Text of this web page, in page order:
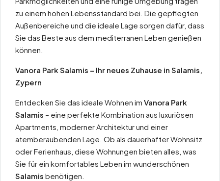
zu einem hohen Lebensstandard bei. Die gepflegten
Außenbereiche und die ideale Lage sorgen dafür, dass
Sie das Beste aus dem mediterranen Leben genießen
können.
Vanora Park Salamis – Ihr neues Zuhause in Salamis,
Zypern
Entdecken Sie das ideale Wohnen im Vanora Park
Salamis – eine perfekte Kombination aus luxuriösen
Apartments, moderner Architektur und einer
atemberaubenden Lage. Ob als dauerhafter Wohnsitz
oder Ferienhaus, diese Wohnungen bieten alles, was
Sie für ein komfortables Leben im wunderschönen
Salamis benötigen.